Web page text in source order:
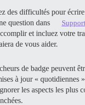
des difficultés pour
question dans
Support
et incluez votre
de vous aider.
de badge peuvent
à jour « quotidiennes
les aspects les plus